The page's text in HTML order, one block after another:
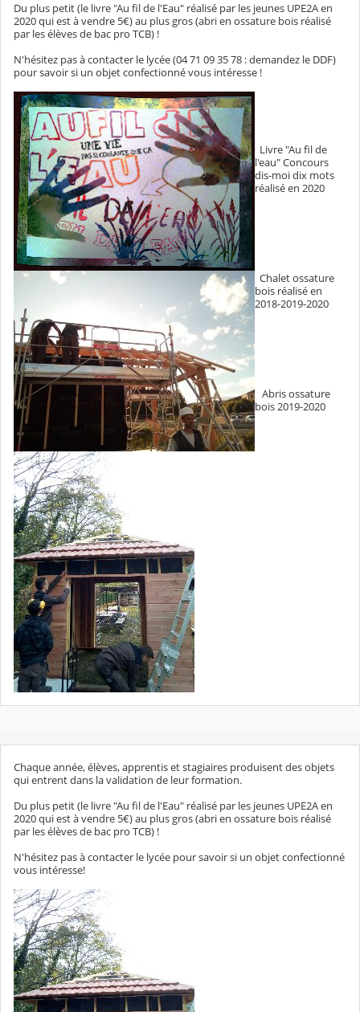
Du plus petit (le livre "Au fil de l'Eau" réalisé par les jeunes UPE2A en
2020 qui est à vendre 5€) au plus gros (abri en ossature bois réalisé
par les élèves de bac pro TCB) !
N'hésitez pas à contacter le lycée (04 71 09 35 78 : demandez le DDF)
pour savoir si un objet confectionné vous intéresse !
Livre "Au fil de
l'eau" Concours
dis-moi dix mots
réalisé en 2020
Chalet ossature
bois réalisé en
2018-2019-2020
Abris ossature
bois 2019-2020
Chaque année, élèves, apprentis et stagiaires produisent des objets
qui entrent dans la validation de leur formation.
Du plus petit (le livre "Au fil de l'Eau" réalisé par les jeunes UPE2A en
2020 qui est à vendre 5€) au plus gros (abri en ossature bois réalisé
par les élèves de bac pro TCB) !
N'hésitez pas à contacter le lycée pour savoir si un objet confectionné
vous intéresse!